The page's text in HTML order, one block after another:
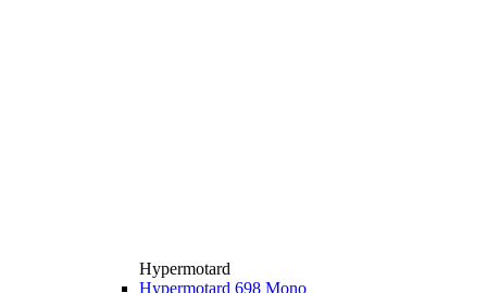
Hypermotard
Hypermotard 698 Mono